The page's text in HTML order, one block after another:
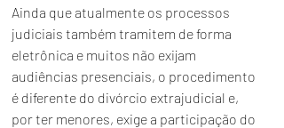
Ainda que atualmente os processos
judiciais também tramitem de forma
eletrônica e muitos não exijam
audiências presenciais, o procedimento
é diferente do divórcio extrajudicial e,
por ter menores, exige a participação do